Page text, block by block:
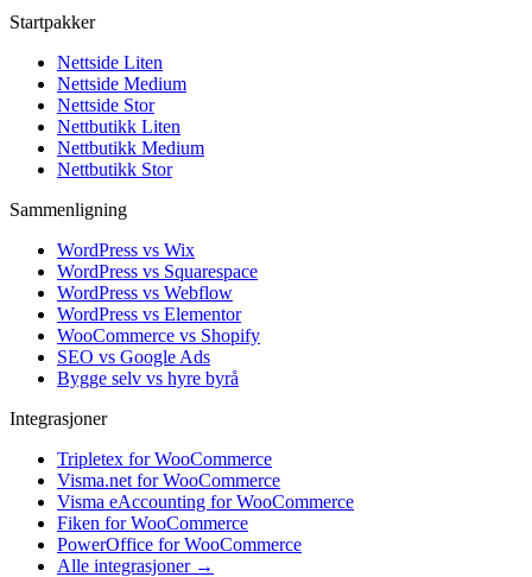
Startpakker
Nettside Liten
Nettside Medium
Nettside Stor
Nettbutikk Liten
Nettbutikk Medium
Nettbutikk Stor
Sammenligning
WordPress vs Wix
WordPress vs Squarespace
WordPress vs Webflow
WordPress vs Elementor
WooCommerce vs Shopify
SEO vs Google Ads
Bygge selv vs hyre byrå
Integrasjoner
Tripletex for WooCommerce
Visma.net for WooCommerce
Visma eAccounting for WooCommerce
Fiken for WooCommerce
PowerOffice for WooCommerce
Alle integrasjoner →